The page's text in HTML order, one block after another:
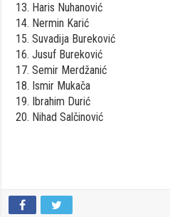
13. Haris Nuhanović
14. Nermin Karić
15. Suvadija Bureković
16. Jusuf Bureković
17. Semir Merdžanić
18. Ismir Mukača
19. Ibrahim Durić
20. Nihad Salčinović